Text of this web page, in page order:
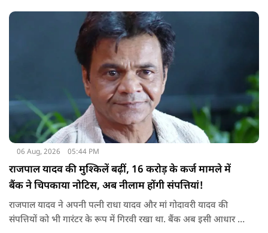
रिएक्शन की भाड़ आ गई है.
06 Aug, 2026 05:44 PM
राजपाल यादव की मुश्किलें बढ़ीं, 16 करोड़ के कर्ज मामले में
बैंक ने चिपकाया नोटिस, अब नीलाम होंगी संपत्तियां!
राजपाल यादव ने अपनी पत्नी राधा यादव और मां गोदावरी यादव की
संपत्तियों को भी गारंटर के रूप में गिरवी रखा था. बैंक अब इसी आधार पर